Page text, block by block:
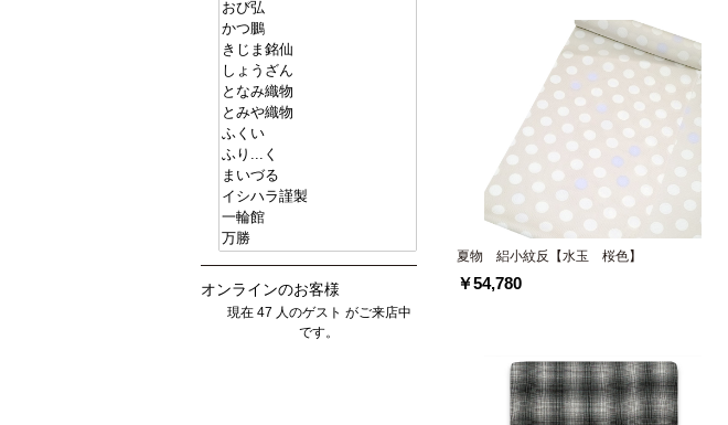
オンラインのお客様
現在 47 人のゲスト がご来店中
です。
夏物 絽小紋反【水玉 桜色】
￥54,780